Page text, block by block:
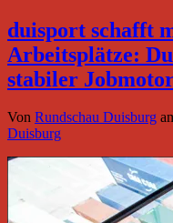
duisport schafft
Arbeitsplätze:
stabiler
Von Rundschau Duisburg
Duisburg